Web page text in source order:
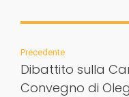
Precedente
Dibattito sulla
Convegno di